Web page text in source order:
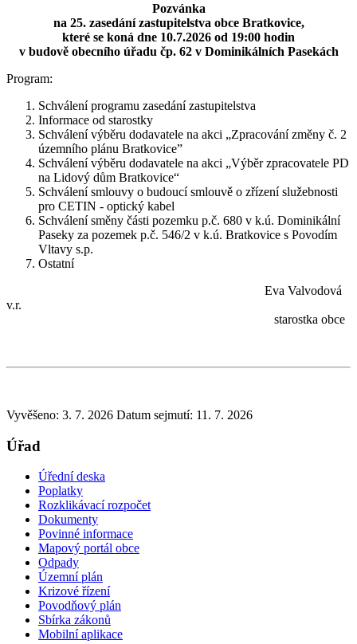
Pozvánka
na 25. zasedání zastupitelstva obce Bratkovice,
které se koná dne 10.7.2026 od 19:00 hodin
v budově obecního úřadu čp. 62 v Dominikálních Pasekách
Program:
Schválení programu zasedání zastupitelstva
Informace od starostky
Schválení výběru dodavatele na akci „Zpracování změny č. 2
územního plánu Bratkovice”
Schválení výběru dodavatele na akci „Výběr zpracovatele PD
na Lidový dům Bratkovice“
Schválení smlouvy o budoucí smlouvě o zřízení služebnosti
pro CETIN - optický kabel
Schválení směny části pozemku p.č. 680 v k.ú. Dominikální
Paseky za pozemek p.č. 546/2 v k.ú. Bratkovice s Povodím
Vltavy s.p.
Ostatní
Eva Valvodová
v.r.
starostka obce
Vyvěšeno: 3. 7. 2026 Datum sejmutí: 11. 7. 2026
Úřad
Úřední deska
Poplatky
Rozklikávací rozpočet
Dokumenty
Povinné informace
Mapový portál obce
Odpady
Územní plán
Krizové řízení
Povodňový plán
Sbírka zákonů
Mobilní aplikace